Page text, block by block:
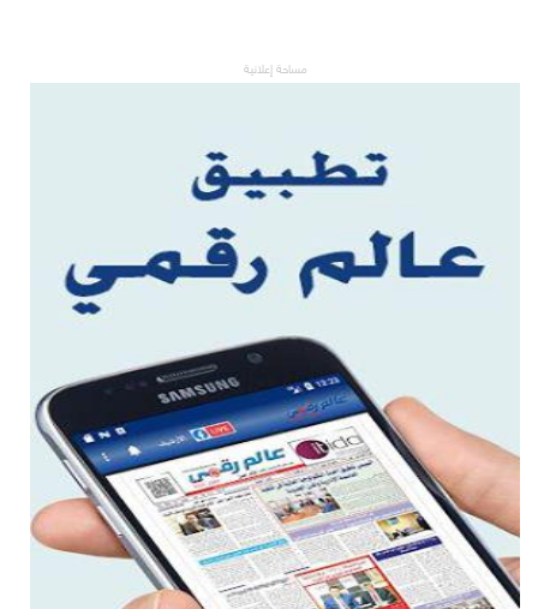
مساحة إعلانية